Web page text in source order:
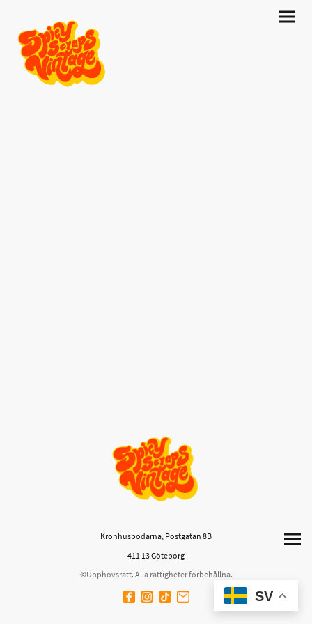
Kronhusbodarna, Postgatan 8B
411 13 Göteborg
©Upphovsrätt. Alla rättigheter förbehållna.
SV